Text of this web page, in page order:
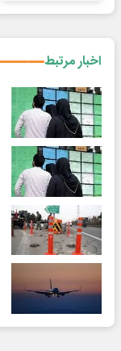
اخبار مرتبط